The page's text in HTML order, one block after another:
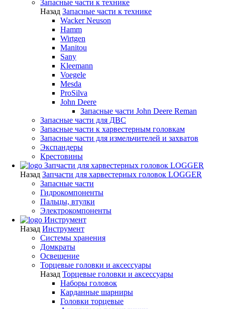
Запасные части к технике
Назад Запасные части к технике
Wacker Neuson
Hamm
Wirtgen
Manitou
Sany
Kleemann
Voegele
Mesda
ProSilva
John Deere
Запасные части John Deere Reman
Запасные части для ДВС
Запасные части к харвестерным головкам
Запасные части для измельчителей и захватов
Экспандеры
Крестовины
Запчасти для харвестерных головок LOGGER
Назад Запчасти для харвестерных головок LOGGER
Запасные части
Гидрокомпоненты
Пальцы, втулки
Электрокомпоненты
Инструмент
Назад Инструмент
Системы хранения
Домкраты
Освещение
Торцевые головки и аксессуары
Назад Торцевые головки и аксессуары
Наборы головок
Карданные шарниры
Головки торцевые